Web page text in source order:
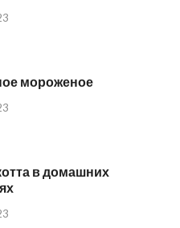
мороженое
в домашних